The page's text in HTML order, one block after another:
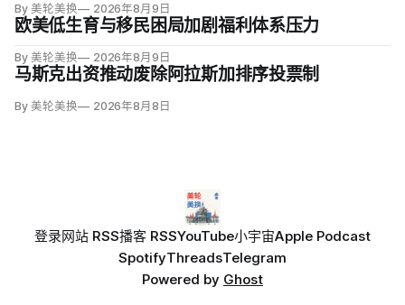
冲动；
By 美轮美换 2026年8月9日
欧美低生育与移民困局加剧福利体系压力
By 美轮美换 2026年8月9日
马斯克出资推动废除阿拉斯加排序投票制
By 美轮美换 2026年8月8日
登录网站 RSS播客 RSSYouTube小宇宙Apple Podcast
SpotifyThreadsTelegram
Powered by Ghost